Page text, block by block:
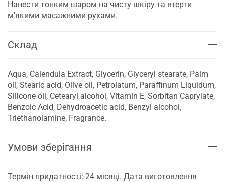
Нанести тонким шаром на чисту шкіру та втерти
м'якими масажними рухами.
Склад
Aqua, Calendula Extract, Glycerin, Glyceryl stearate, Palm
oil, Stearic acid, Olive oil, Petrolatum, Paraffinum Liquidum,
Silicone oil, Cetearyl alcohol, Vitamin E, Sorbitan Caprylate,
Benzoic Acid, Dehydroacetic acid, Benzyl alcohol,
Triethanolamine, Fragrance.
Умови зберігання
Термін придатності: 24 місяці. Дата виготовлення